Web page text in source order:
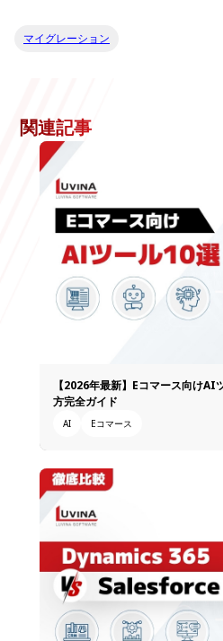
マイグレーション
関連記事
【2026年最新】Eコマース向けAI
方完全ガイド
AI Eコマース